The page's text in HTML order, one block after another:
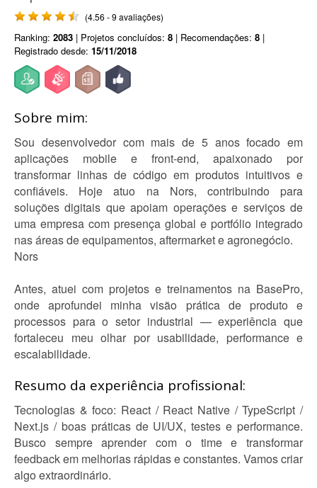
(4.56 - 9 avaliações)
Ranking: 2083 | Projetos concluídos: 8 | Recomendações: 8 |
Registrado desde: 15/11/2018
Sobre mim:
Sou desenvolvedor com mais de 5 anos focado em
aplicações mobile e front-end, apaixonado por
transformar linhas de código em produtos intuitivos e
confiáveis. Hoje atuo na Nors, contribuindo para
soluções digitais que apoiam operações e serviços de
uma empresa com presença global e portfólio integrado
nas áreas de equipamentos, aftermarket e agronegócio.
Nors
Antes, atuei com projetos e treinamentos na BasePro,
onde aprofundei minha visão prática de produto e
processos para o setor industrial — experiência que
fortaleceu meu olhar por usabilidade, performance e
escalabilidade.
Resumo da experiência profissional:
Tecnologias & foco: React / React Native / TypeScript /
Next.js / boas práticas de UI/UX, testes e performance.
Busco sempre aprender com o time e transformar
feedback em melhorias rápidas e constantes. Vamos criar
algo extraordinário.